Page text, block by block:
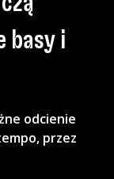
basy i
odcienie
przez